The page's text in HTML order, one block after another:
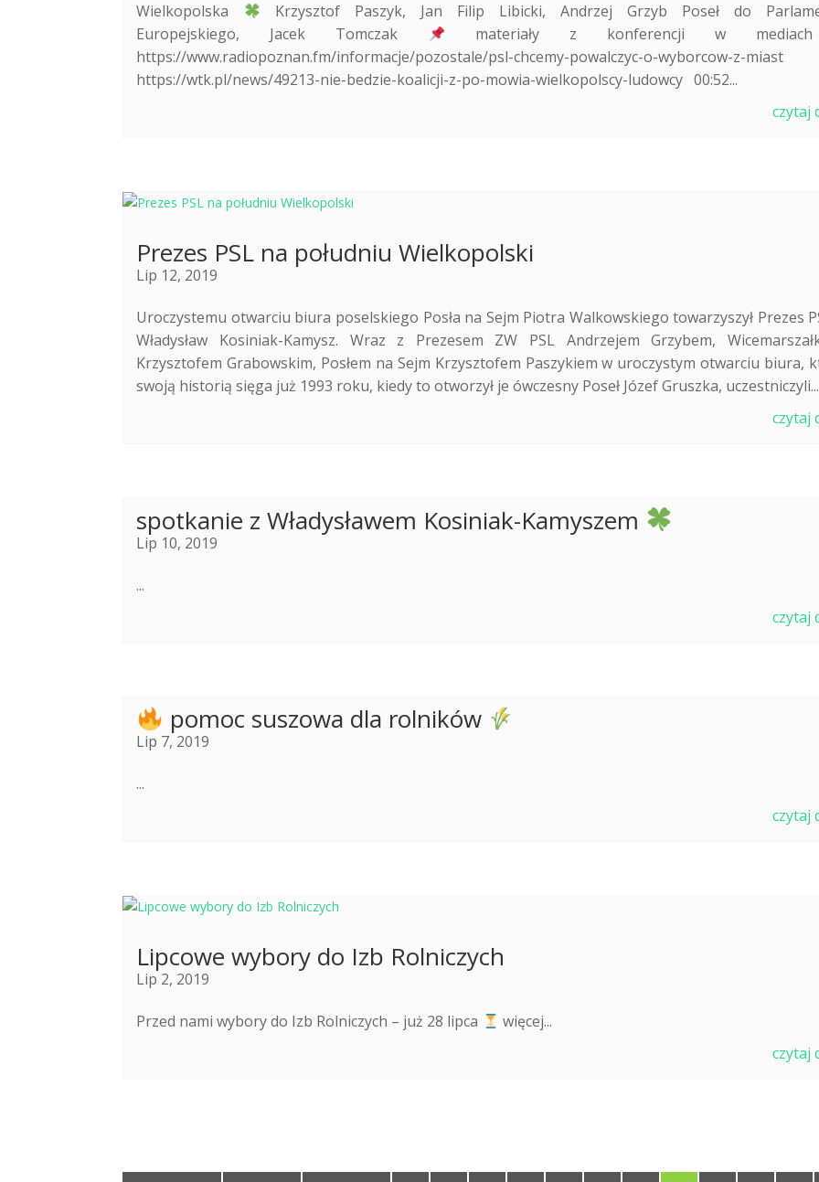
Wielkopolska
Krzysztof Paszyk, Jan Filip Libicki, Andrzej Grzyb Poseł do
Europejskiego, Jacek Tomczak
materiały z konferencji w
https://www.radiopoznan.fm/informacje/pozostale/psl-chcemy-powalczyc-o-wyborcow-z-miast
https://wtk.pl/news/49213-nie-bedzie-koalicji-z-po-mowia-wielkopolscy-ludowcy 00:52...
czytaj
Prezes PSL na południu Wielkopolski
Lip 12, 2019
Uroczystemu otwarciu biura poselskiego Posła na Sejm Piotra Walkowskiego towarzyszył Prezes
Władysław Kosiniak-Kamysz. Wraz z Prezesem ZW PSL Andrzejem Grzybem,
Krzysztofem Grabowskim, Posłem na Sejm Krzysztofem Paszykiem w uroczystym otwarciu biura,
swoją historią sięga już 1993 roku, kiedy to otworzył je ówczesny Poseł Józef Gruszka, uczestniczyli...
czytaj
spotkanie z Władysławem Kosiniak-Kamyszem
Lip 10, 2019
...
czytaj
pomoc suszowa dla rolników
Lip 7, 2019
...
czytaj
Lipcowe wybory do Izb Rolniczych
Lip 2, 2019
Przed nami wybory do Izb Rolniczych – już 28 lipca
więcej...
czytaj